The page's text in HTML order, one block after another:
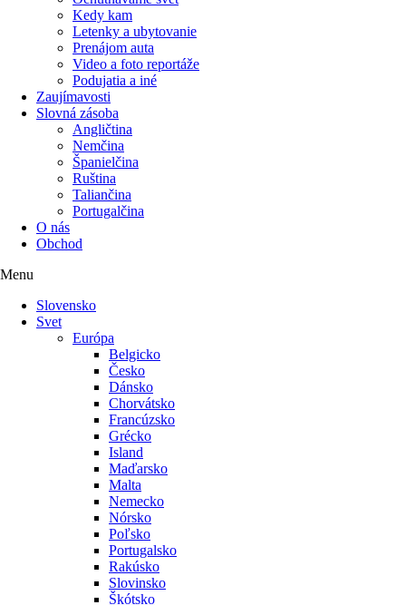
Kedy kam
Letenky a ubytovanie
Prenájom auta
Video a foto reportáže
Podujatia a iné
Zaujímavosti
Slovná zásoba
Angličtina
Nemčina
Španielčina
Ruština
Taliančina
Portugalčina
O nás
Obchod
Menu
Slovensko
Svet
Európa
Belgicko
Česko
Dánsko
Chorvátsko
Francúzsko
Grécko
Island
Maďarsko
Malta
Nemecko
Nórsko
Poľsko
Portugalsko
Rakúsko
Slovinsko
Škótsko